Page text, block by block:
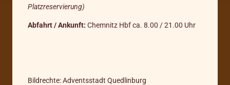
Platzreservierung)
Abfahrt / Ankunft: Chemnitz Hbf ca. 8.00 / 21.00 Uhr
Bildrechte: Adventsstadt Quedlinburg